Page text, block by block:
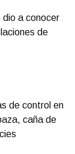
dio a conocer
de
de control en
caña de